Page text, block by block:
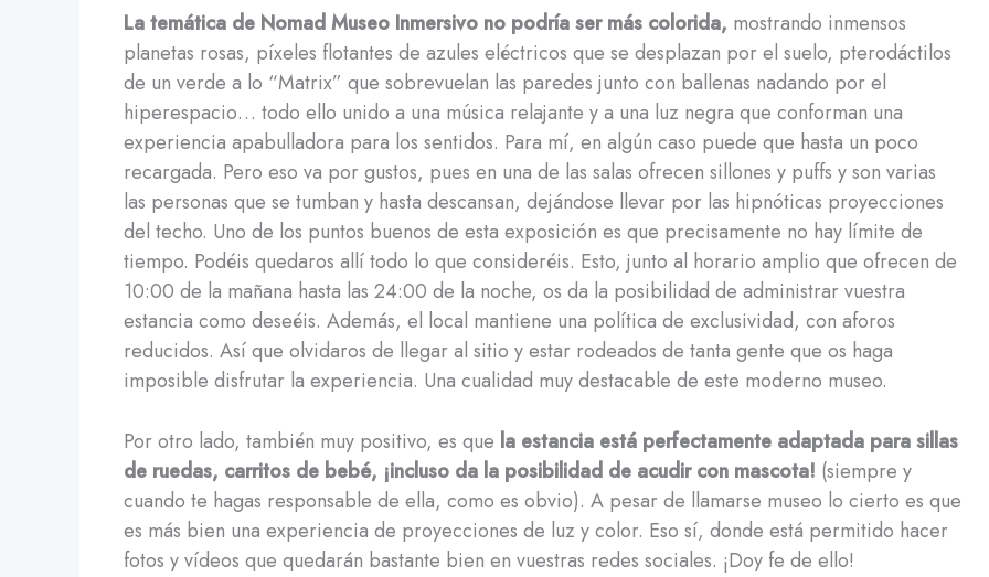
La temática de Nomad Museo Inmersivo no podría ser más colorida, mostrando inmensos
planetas rosas, píxeles flotantes de azules eléctricos que se desplazan por el suelo, pterodáctilos
de un verde a lo “Matrix” que sobrevuelan las paredes junto con ballenas nadando por el
hiperespacio… todo ello unido a una música relajante y a una luz negra que conforman una
experiencia apabulladora para los sentidos. Para mí, en algún caso puede que hasta un poco
recargada. Pero eso va por gustos, pues en una de las salas ofrecen sillones y puffs y son varias
las personas que se tumban y hasta descansan, dejándose llevar por las hipnóticas proyecciones
del techo. Uno de los puntos buenos de esta exposición es que precisamente no hay límite de
tiempo. Podéis quedaros allí todo lo que consideréis. Esto, junto al horario amplio que ofrecen de
10:00 de la mañana hasta las 24:00 de la noche, os da la posibilidad de administrar vuestra
estancia como deseéis. Además, el local mantiene una política de exclusividad, con aforos
reducidos. Así que olvidaros de llegar al sitio y estar rodeados de tanta gente que os haga
imposible disfrutar la experiencia. Una cualidad muy destacable de este moderno museo.
Por otro lado, también muy positivo, es que la estancia está perfectamente adaptada para sillas
de ruedas, carritos de bebé, ¡incluso da la posibilidad de acudir con mascota! (siempre y
cuando te hagas responsable de ella, como es obvio). A pesar de llamarse museo lo cierto es que
es más bien una experiencia de proyecciones de luz y color. Eso sí, donde está permitido hacer
fotos y vídeos que quedarán bastante bien en vuestras redes sociales. ¡Doy fe de ello!